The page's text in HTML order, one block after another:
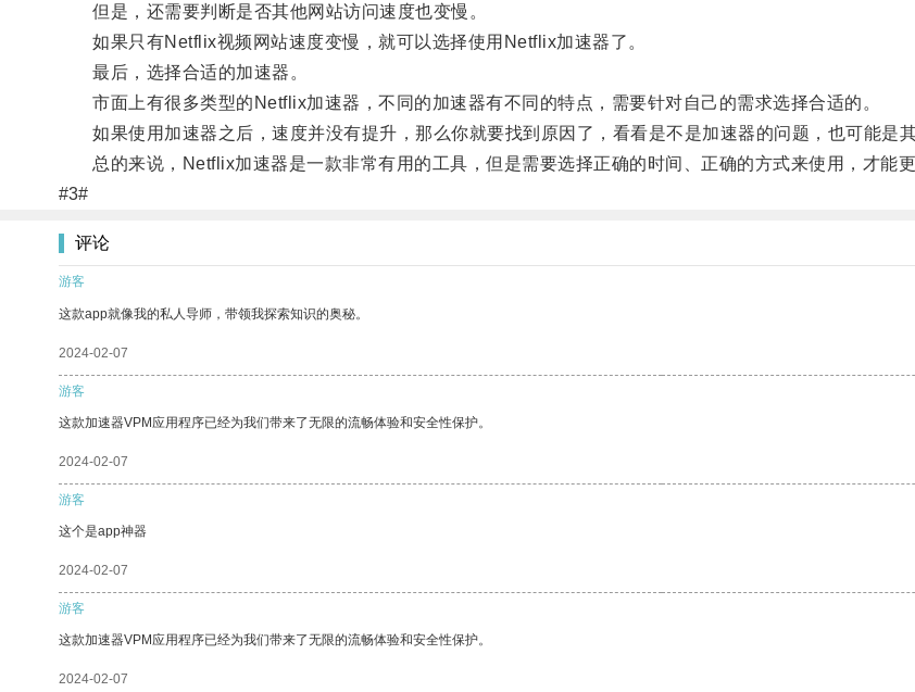
但是，还需要判断是否其他网站访问速度也变慢。
如果只有Netflix视频网站速度变慢，就可以选择使用Netflix加速器了。
最后，选择合适的加速器。
市面上有很多类型的Netflix加速器，不同的加速器有不同的特点，需要针对自己的需求选择合适的。
如果使用加速器之后，速度并没有提升，那么你就要找到原因了，看看是不是加速器的问题，也可能是其
总的来说，Netflix加速器是一款非常有用的工具，但是需要选择正确的时间、正确的方式来使用，才能更
#3#
评论
游客
这款app就像我的私人导师，带领我探索知识的奥秘。
2024-02-07
游客
这款加速器VPM应用程序已经为我们带来了无限的流畅体验和安全性保护。
2024-02-07
游客
这个是app神器
2024-02-07
游客
这款加速器VPM应用程序已经为我们带来了无限的流畅体验和安全性保护。
2024-02-07